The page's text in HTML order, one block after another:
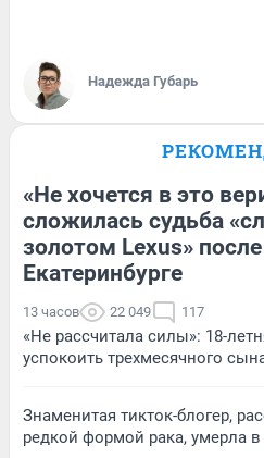
Надежда Губарь
«Не хочется в это
сложилась судьба
золотом Lexus»
Екатеринбурге
13 часов 22 049 117
«Не рассчитала силы»: 18-
успокоить трехмесячного
Знаменитая тикток-блогер,
редкой формой рака, умерла в